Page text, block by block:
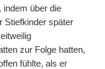
indem über die
Stiefkinder später
zur Folge hatten,
fühlte, als er